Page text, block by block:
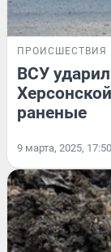
ПРОИСШЕСТВИЯ
ВСУ
раненые
9 марта, 2025, 17:50